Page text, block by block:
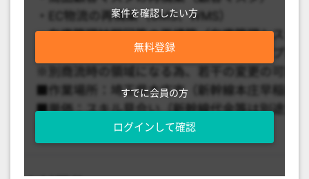
案件を確認したい方
無料登録
すでに会員の方
ログインして確認